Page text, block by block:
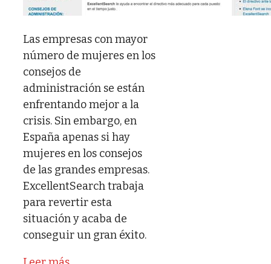
Las empresas con mayor
número de mujeres en los
consejos de
administración se están
enfrentando mejor a la
crisis. Sin embargo, en
España apenas si hay
mujeres en los consejos
de las grandes empresas.
ExcellentSearch trabaja
para revertir esta
situación y acaba de
conseguir un gran éxito.